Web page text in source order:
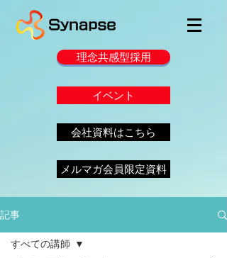
理念共感型採用
イベント
会社資料はこちら
メルマガ会員限定資料
記事
すべての講師